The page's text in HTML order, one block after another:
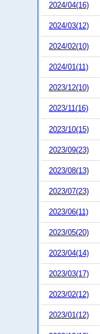
2024/04(16)
2024/03(12)
2024/02(10)
2024/01(11)
2023/12(10)
2023/11(16)
2023/10(15)
2023/09(23)
2023/08(13)
2023/07(23)
2023/06(11)
2023/05(20)
2023/04(14)
2023/03(17)
2023/02(12)
2023/01(12)